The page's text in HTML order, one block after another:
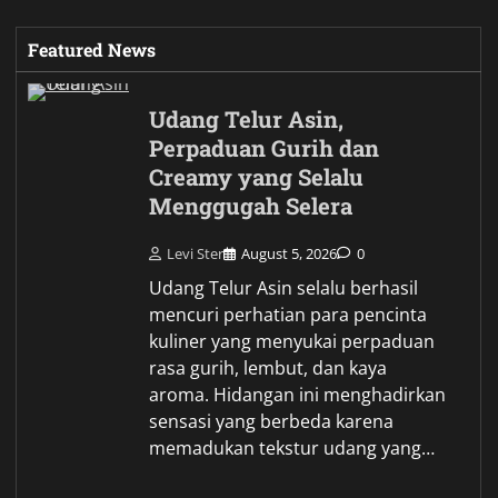
Featured News
Udang Telur Asin,
Perpaduan Gurih dan
Creamy yang Selalu
Menggugah Selera
Levi Ster August 5, 2026 0
Udang Telur Asin selalu berhasil
mencuri perhatian para pencinta
kuliner yang menyukai perpaduan
rasa gurih, lembut, dan kaya
aroma. Hidangan ini menghadirkan
sensasi yang berbeda karena
memadukan tekstur udang yang…